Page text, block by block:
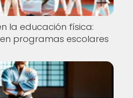
la educación física:
programas escolares